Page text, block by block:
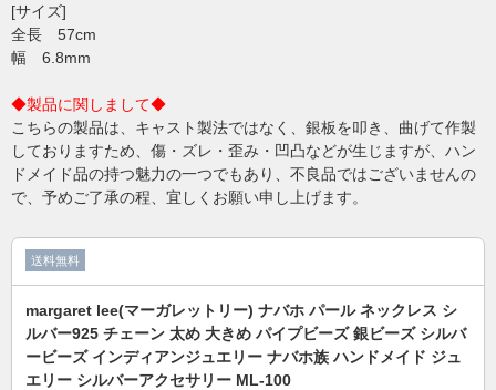
[サイズ]
全長 57cm
幅 6.8mm
◆製品に関しまして◆
こちらの製品は、キャスト製法ではなく、銀板を叩き、曲げて作製
しておりますため、傷・ズレ・歪み・凹凸などが生じますが、ハン
ドメイド品の持つ魅力の一つでもあり、不良品ではございませんの
で、予めご了承の程、宜しくお願い申し上げます。
送料無料
margaret lee(マーガレットリー) ナバホ パール ネックレス シ
ルバー925 チェーン 太め 大きめ パイプビーズ 銀ビーズ シルバ
ービーズ インディアンジュエリー ナバホ族 ハンドメイド ジュ
エリー シルバーアクセサリー ML-100